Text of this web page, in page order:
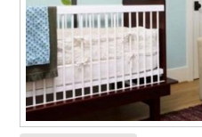
Жалюзи без
сверления